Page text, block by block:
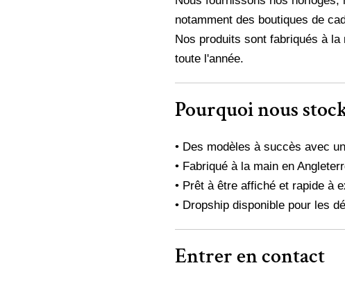
notamment des boutiques de
Nos produits sont fabriqués à
toute l'année.
Pourquoi nous
• Des modèles à succès avec
• Fabriqué à la main en
• Prêt à être affiché et rapide à
• Dropship disponible pour les
Entrer en contact